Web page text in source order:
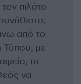
πιλότο
από το
Τύπου, με
τη
να